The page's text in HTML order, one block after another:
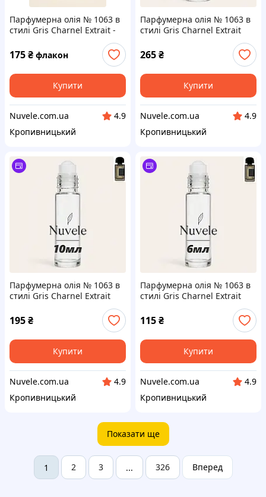
Парфумерна олія № 1063 в
стилі Gris Charnel Extrait -
175₴ флакон
Купити
Nuvele.com.ua
4.9
Кропивницький
Парфумерна олія № 1063 в
стилі Gris Charnel Extrait
265₴
Купити
Nuvele.com.ua
4.9
Кропивницький
Парфумерна олія № 1063 в
стилі Gris Charnel Extrait
195₴
Купити
Nuvele.com.ua
4.9
Кропивницький
Парфумерна олія № 1063 в
стилі Gris Charnel Extrait
115₴
Купити
Nuvele.com.ua
4.9
Кропивницький
Показати ще
1 2 3 ... 326 Вперед